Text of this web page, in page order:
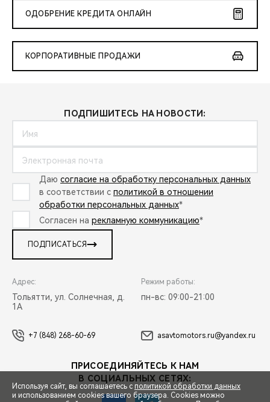
ОДОБРЕНИЕ КРЕДИТА ОНЛАЙН
КОРПОРАТИВНЫЕ ПРОДАЖИ
ПОДПИШИТЕСЬ НА НОВОСТИ:
Даю согласие на обработку персональных данных
в соответствии с политикой в отношении
обработки персональных данных*
Согласен на рекламную коммуникацию*
ПОДПИСАТЬСЯ
Адрес:
Тольятти, ул. Солнечная, д.
1А
Режим работы:
пн-вс: 09:00-21:00
+7 (848) 268-60-69 asavtomotors.ru@yandex.ru
ПРИСОЕДИНЯЙТЕСЬ К НАМ
В СОЦИАЛЬНЫХ СЕТЯХ:
Используя сайт, вы соглашаетесь с политикой обработки данных
и использованием cookies вашего браузера. Cookies можно